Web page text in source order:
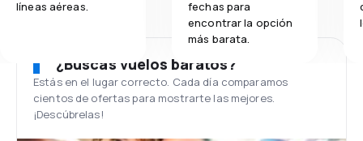
líneas aéreas.
fechas para
encontrar la opción
más barata.
¿Buscas vuelos baratos?
Estás en el lugar correcto. Cada día comparamos
cientos de ofertas para mostrarte las mejores.
¡Descúbrelas!